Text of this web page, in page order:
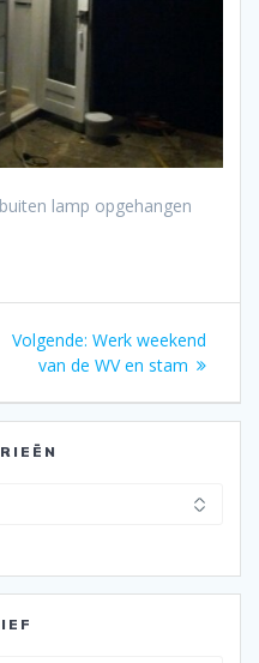
lamp opgehangen
Volgende: Volgend
bericht:
Werk weekend
van de WV en stam